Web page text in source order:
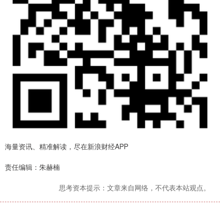
海量资讯、精准解读，尽在新浪财经APP
责任编辑：朱赫楠
思考资本提示：文章来自网络，不代表本站观点。